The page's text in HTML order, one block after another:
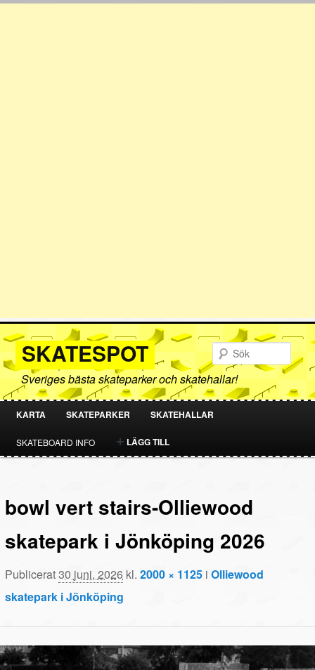
SKATESPOT
Sveriges bästa skateparker och skatehallar!
HOPPA
TILL
INNEHÅLL
HOPPA
TILL
INNEHÅLL
KARTA SKATEPARKER SKATEHALLAR
SKATEBOARD INFO LÄGG TILL
bowl vert stairs-Olliewood
skatepark i Jönköping 2026
Publicerat30 juni, 2026 kl.2000 × 1125 iOlliewood
skatepark i Jönköping